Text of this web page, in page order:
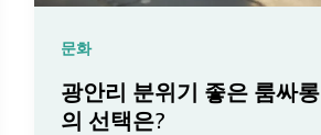
문화
광안리 분위기 좋은 룸싸
의 선택은?